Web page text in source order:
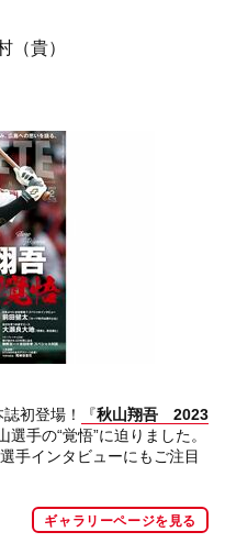
（貴）
初登場！ 『秋山翔吾 2023
手の“覚悟”に迫りました。
手インタビューにもご注目
ギャラリーページを見る